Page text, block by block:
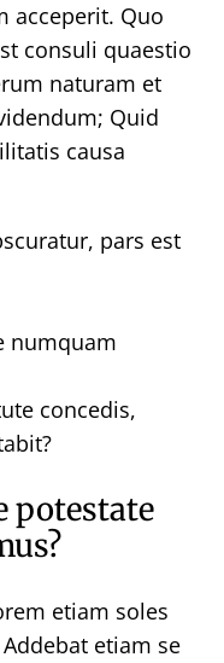
acceperit. Quo
consuli quaestio
naturam et
Quid
causa
pars est
numquam
concedis,
potestate
etiam soles
etiam se